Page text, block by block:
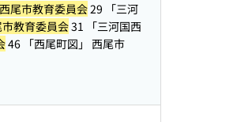
西尾市教育委員会29 「三河
教育委員会31 「三河国西
46 「西尾町図」 西尾市